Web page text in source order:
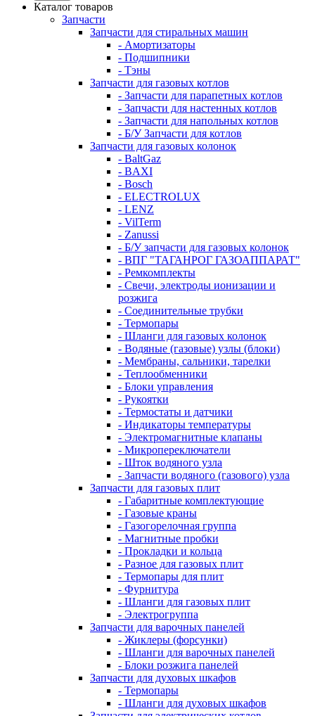
Каталог товаров
Запчасти
Запчасти для стиральных машин
- Амортизаторы
- Подшипники
- Тэны
Запчасти для газовых котлов
- Запчасти для парапетных котлов
- Запчасти для настенных котлов
- Запчасти для напольных котлов
- Б/У Запчасти для котлов
Запчасти для газовых колонок
- BaltGaz
- BAXI
- Bosch
- ELECTROLUX
- LENZ
- VilTerm
- Zanussi
- Б/У запчасти для газовых колонок
- ВПГ "ТАГАНРОГ ГАЗОАППАРАТ"
- Ремкомплекты
- Свечи, электроды ионизации и
розжига
- Соединительные трубки
- Термопары
- Шланги для газовых колонок
- Водяные (газовые) узлы (блоки)
- Мембраны, сальники, тарелки
- Теплообменники
- Блоки управления
- Рукоятки
- Термостаты и датчики
- Индикаторы температуры
- Электромагнитные клапаны
- Микропереключатели
- Шток водяного узла
- Запчасти водяного (газового) узла
Запчасти для газовых плит
- Габаритные комплектующие
- Газовые краны
- Газогорелочная группа
- Магнитные пробки
- Прокладки и кольца
- Разное для газовых плит
- Термопары для плит
- Фурнитура
- Шланги для газовых плит
- Электрогруппа
Запчасти для варочных панелей
- Жиклеры (форсунки)
- Шланги для варочных панелей
- Блоки розжига панелей
Запчасти для духовых шкафов
- Термопары
- Шланги для духовых шкафов